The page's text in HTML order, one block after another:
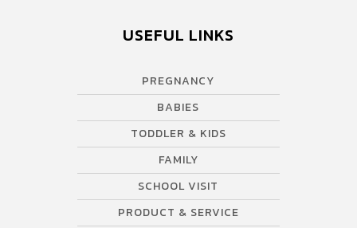
USEFUL LINKS
PREGNANCY
BABIES
TODDLER & KIDS
FAMILY
SCHOOL VISIT
PRODUCT & SERVICE